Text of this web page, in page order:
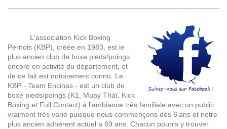
L'association Kick Boxing
Pernois (KBP), créée en 1983, est le
plus ancien club de boxe pieds/poings
encore en activité du département, et
de ce fait est notoirement connu. Le
KBP - Team Encinas - est un club de
boxe pieds/poings (K1, Muay Thaï, Kick
Boxing et Full Contact) à l'ambiance très familiale avec un public
vraiment très varié puisque nous commençons dès 6 ans et notre
plus ancien adhèrent actuel a 69 ans. Chacun pourra y trouver